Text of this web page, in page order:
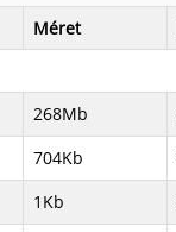
Méret
268Mb
704Kb
1Kb